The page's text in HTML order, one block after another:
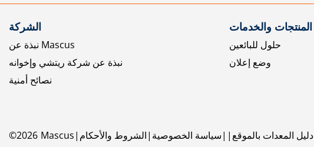
الشركة
نبذة عن Mascus
نبذة عن شركة ريتشي وإخوانه
نصائح أمنية
المنتجات والخدمات
حلول للبائعين
وضع إعلان
©2026 Mascus الشروط والأحكام سياسة الخصوصية دليل المعدات بالموقع